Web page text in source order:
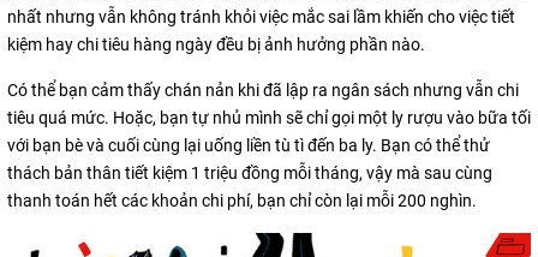
nhất nhưng vẫn không tránh khỏi việc mắc sai lầm khiến cho việc tiết
kiệm hay chi tiêu hàng ngày đều bị ảnh hưởng phần nào.
Có thể bạn cảm thấy chán nản khi đã lập ra ngân sách nhưng vẫn chi
tiêu quá mức. Hoặc, bạn tự nhủ mình sẽ chỉ gọi một ly rượu vào bữa tối
với bạn bè và cuối cùng lại uống liền tù tì đến ba ly. Bạn có thể thử
thách bản thân tiết kiệm 1 triệu đồng mỗi tháng, vậy mà sau cùng
thanh toán hết các khoản chi phí, bạn chỉ còn lại mỗi 200 nghìn.